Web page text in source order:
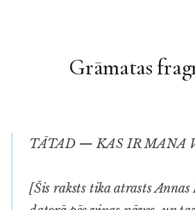
Grāmatas
TĀTAD — KAS IR MANA
[Šis raksts tika atrasts Annas